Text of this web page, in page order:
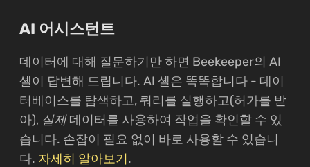
AI 어시스턴트
데이터에 대해 질문하기만 하면 Beekeeper의 AI
셸이 답변해 드립니다. AI 셸은 똑똑합니다 - 데이
터베이스를 탐색하고, 쿼리를 실행하고(허가를 받
아), 실제데이터를 사용하여 작업을 확인할 수 있
습니다. 손잡이 필요 없이 바로 사용할 수 있습니
다. 자세히 알아보기.